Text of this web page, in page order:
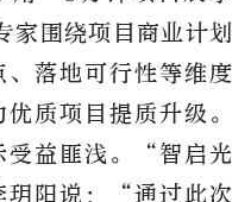
围绕项目商业计划
落地可行性等维度
质项目提质升级。
受益匪浅。 “智启光
玥阳说：“通过此次